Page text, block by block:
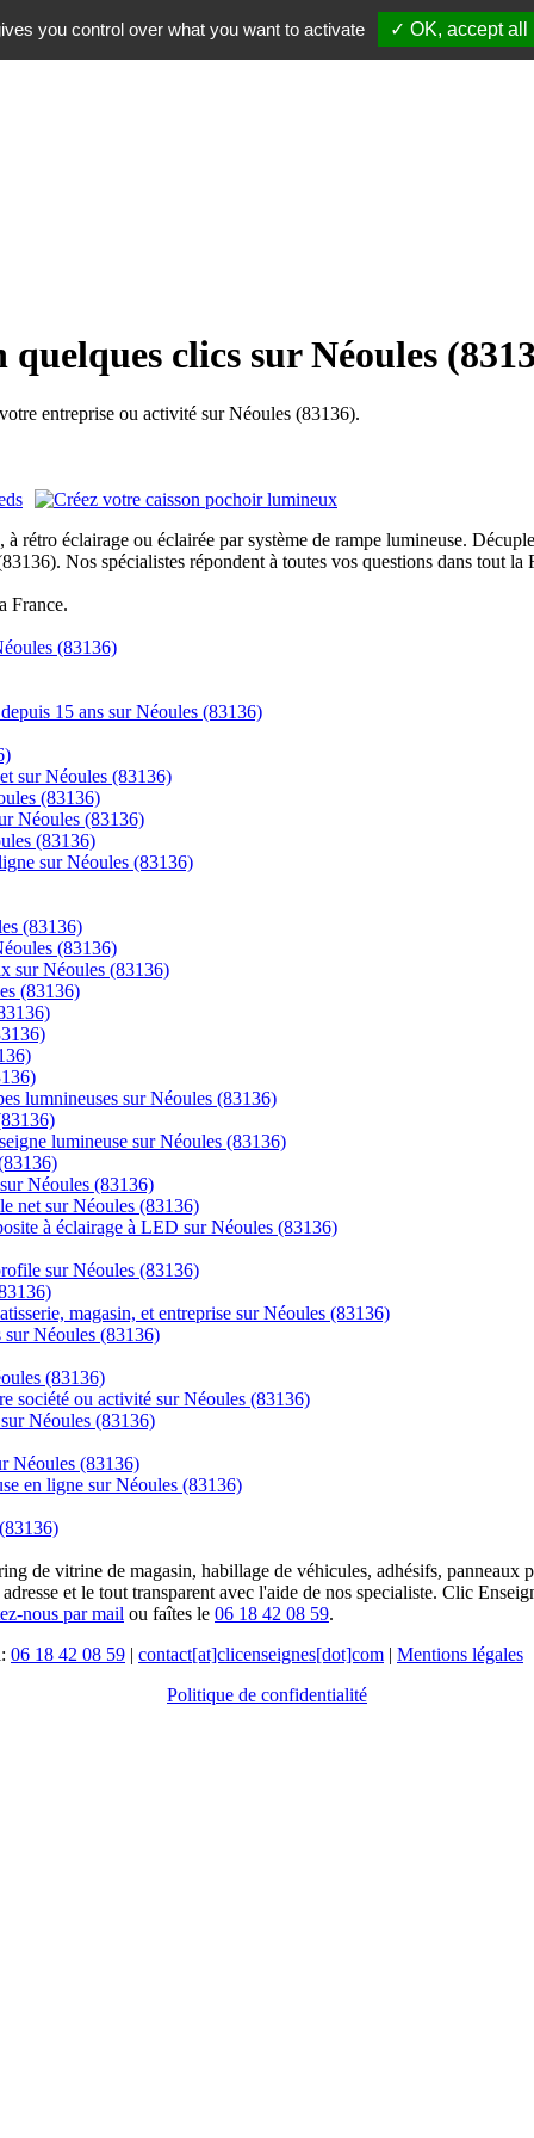
clics sur Néoules
entreprise ou activité sur Néoules (83136).
rétro éclairage ou éclairée par système de rampe lumineuse.
Nos spécialistes répondent à toutes vos questions dans tout la
France.
(83136)
15 ans sur Néoules (83136)
sur Néoules (83136)
(83136)
Néoules (83136)
(83136)
sur Néoules (83136)
(83136)
(83136)
sur Néoules (83136)
(83136)
lumnineuses sur Néoules (83136)
lumineuse sur Néoules (83136)
Néoules (83136)
net sur Néoules (83136)
à éclairage à LED sur Néoules (83136)
sur Néoules (83136)
magasin, et entreprise sur Néoules (83136)
sur Néoules (83136)
(83136)
société ou activité sur Néoules (83136)
Néoules (83136)
Néoules (83136)
en ligne sur Néoules (83136)
de vitrine de magasin, habillage de véhicules, adhésifs,
et le tout transparent avec l'aide de nos specialiste. Clic
nous par mail ou faîtes le 06 18 42 08 59.
06 18 42 08 59 | contact[at]clicenseignes[dot]com | Mentions légales
Politique de confidentialité
you control over what you want to activate ✓ OK, accept all